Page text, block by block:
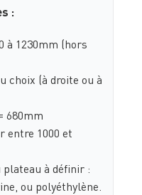
:
à 1230mm (hors
choix (à droite ou à
680mm
entre 1000 et
à définir :
ou polyéthylène.